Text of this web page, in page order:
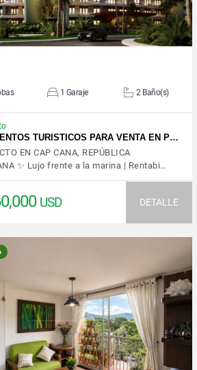
1 Garaje 2 Baño(s)
TURISTICOS PARA VENTA EN P…
EN CAP CANA, REPÚBLICA
✨ Lujo frente a la marina | Rentabi…
USD DETALLE
VER DETALLES